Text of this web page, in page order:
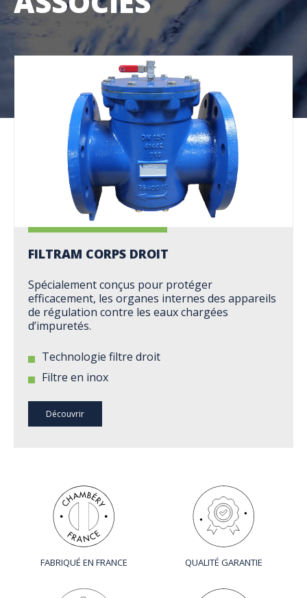
FILTRAM CORPS DROIT
Spécialement conçus pour protéger
efficacement, les organes internes des appareils
de régulation contre les eaux chargées
d’impuretés.
Technologie filtre droit
Filtre en inox
Découvrir
FABRIQUÉ EN FRANCE QUALITÉ GARANTIE